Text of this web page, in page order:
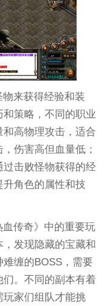
来获得经验和装
策略，不同的职业
高物理攻击，适合
伤害高但血量低；
击败怪物获得的经
角色的属性和技
传奇》中的重要玩
发现隐藏的宝藏和
缠的BOSS，需要
。不同的副本有着
家们组队才能挑